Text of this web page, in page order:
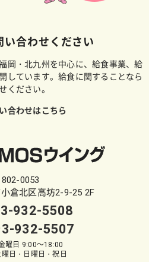
い合わせください
岡・北九州を中心に、給食事業、給
しています。給食に関することなら
ください。
合わせはこちら
802-0053
倉北区高坊2-9-25 2F
932-5508
932-5507
曜日 9:00～18:00
日・日曜日・祝日